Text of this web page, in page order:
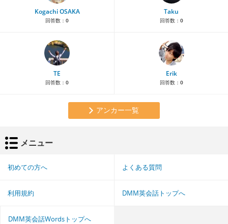
Kogachi OSAKA
回答数： 0
Taku
回答数： 0
TE
回答数： 0
Erik
回答数： 0
アンカー一覧
メニュー
初めての方へ よくある質問
利用規約 DMM英会話トップへ
DMM英会話Wordsトップへ